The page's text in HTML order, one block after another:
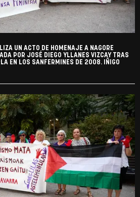
UN ACTO DE HOMENAJE A NAGORE
POR JOSÉ DIEGO YLLANES VIZCAY TRAS
EN LOS SANFERMINES DE 2008. IÑIGO